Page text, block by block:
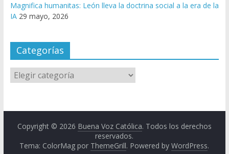
Magnifica humanitas: León lleva la doctrina social a la era de la
IA 29 mayo, 2026
Categorías
Copyright © 2026 Buena Voz Católica. Todos los derechos
reservados.
Tema: ColorMag por ThemeGrill. Powered byWordPress.